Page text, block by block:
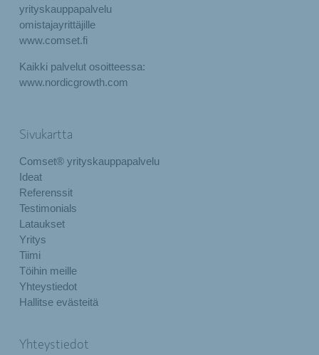
yrityskauppapalvelu
omistajayrittäjille
www.comset.fi
Kaikki palvelut osoitteessa:
www.nordicgrowth.com
Sivukartta
Comset® yrityskauppapalvelu
Ideat
Referenssit
Testimonials
Lataukset
Yritys
Tiimi
Töihin meille
Yhteystiedot
Hallitse evästeitä
Yhteystiedot